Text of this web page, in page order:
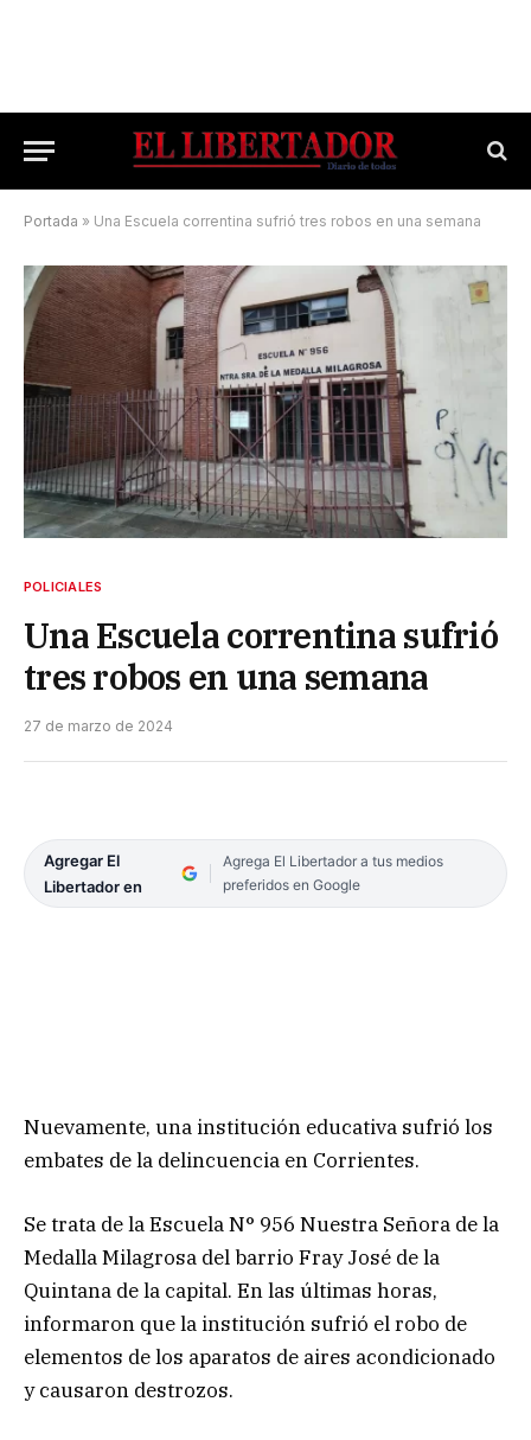
Portada » Una Escuela correntina sufrió tres robos en una semana
POLICIALES
Una Escuela correntina sufrió
tres robos en una semana
27 de marzo de 2024
Agregar El
Libertador en
Agrega El Libertador a tus medios
preferidos en Google
Nuevamente, una institución educativa sufrió los
embates de la delincuencia en Corrientes.
Se trata de la Escuela N° 956 Nuestra Señora de la
Medalla Milagrosa del barrio Fray José de la
Quintana de la capital. En las últimas horas,
informaron que la institución sufrió el robo de
elementos de los aparatos de aires acondicionado
y causaron destrozos.